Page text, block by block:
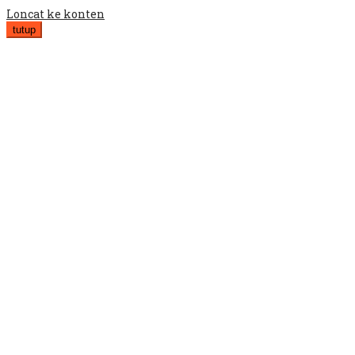
Loncat ke konten
tutup